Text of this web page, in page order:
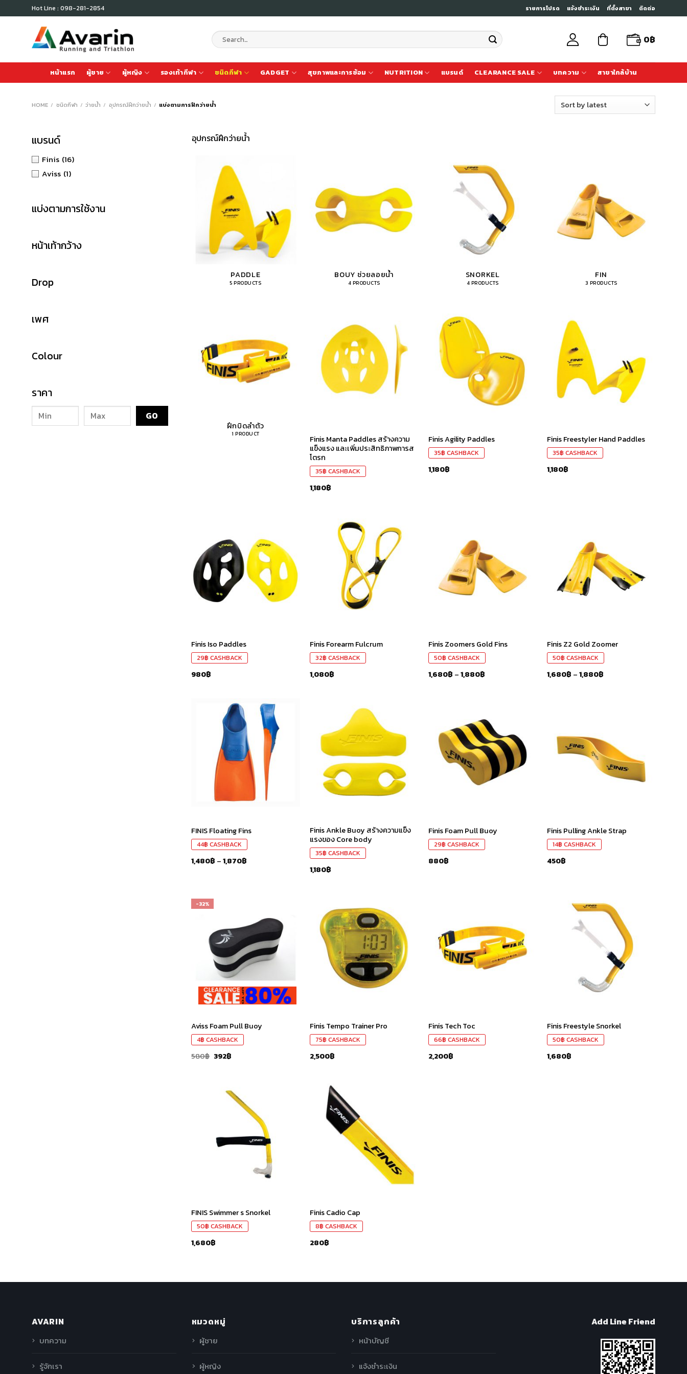
to
Hot Line : 098-281-2854 รายการโปรด แจ้งชำระเงิน ที่ตั้งสาขา ติดต่อ
Search
for:
0฿
หน้าแรก ผู้ชาย ผู้หญิง รองเท้ากีฬา ชนิดกีฬา GADGET สุขภาพและการซ้อม NUTRITION แบรนด์ CLEARANCE SALE บทความ สาขาใกล้บ้าน
HOME / ชนิดกีฬา / ว่ายน้ำ / อุปกรณ์ฝึกว่ายน้ำ / แบ่งตามการฝึกว่ายน้ำ
แบรนด์
Finis (16)
Aviss (1)
แบ่งตามการใช้งาน
หน้าเท้ากว้าง
Drop
เพศ
Colour
ราคา
อุปกรณ์ฝึกว่ายน้ำ
PADDLE
5 PRODUCTS
BOUY ช่วยลอยน้ำ
4 PRODUCTS
SNORKEL
4 PRODUCTS
FIN
3 PRODUCTS
ฝึกบิดลำตัว
1 PRODUCT
เก็บ
ใน
สินค้า
ที่ชอบ
Finis Manta Paddles สร้างความ
แข็งแรง และเพิ่มประสิทธิภาพการส
โตรก
35฿ CASHBACK
1,180฿
สินค้า
ที่ชอบ
Finis Agility Paddles
35฿ CASHBACK
1,180฿
สินค้า
ที่ชอบ
Finis Freestyler Hand Paddles
35฿ CASHBACK
1,180฿
เก็บ
ใน
สินค้า
ที่ชอบ
Finis Iso Paddles
29฿ CASHBACK
980฿
Finis Forearm Fulcrum
32฿ CASHBACK
1,080฿
ที่ชอบ
Finis Zoomers Gold Fins
50฿ CASHBACK
1,680฿ –1,880฿
Finis Z2 Gold Zoomer
50฿ CASHBACK
1,680฿ –1,880฿
FINIS Floating Fins
44฿ CASHBACK
1,480฿ –1,870฿
เก็บ
ใน
สินค้า
ที่ชอบ
Finis Ankle Buoy สร้างความแข็ง
แรงของ Core body
35฿ CASHBACK
1,180฿
ใน
สินค้า
ที่ชอบ
Finis Foam Pull Buoy
29฿ CASHBACK
880฿
Finis Pulling Ankle Strap
14฿ CASHBACK
450฿
-32%
เก็บ
ใน
สินค้า
ที่ชอบ
Aviss Foam Pull Buoy
4฿ CASHBACK
580฿ 392฿
เก็บ
ใน
สินค้า
ที่ชอบ
Finis Tempo Trainer Pro
75฿ CASHBACK
2,500฿
เก็บ
ใน
สินค้า
ที่ชอบ
Finis Tech Toc
66฿ CASHBACK
2,200฿
สินค้า
ที่ชอบ
Finis Freestyle Snorkel
50฿ CASHBACK
1,680฿
FINIS Swimmer s Snorkel
50฿ CASHBACK
1,680฿
Finis Cadio Cap
8฿ CASHBACK
280฿
AVARIN
บทความ
รู้จักเรา
หมวดหมู่
ผู้ชาย
ผู้หญิง
บริการลูกค้า
หน้าบัญชี
แจ้งชำระเงิน
Add Line Friend